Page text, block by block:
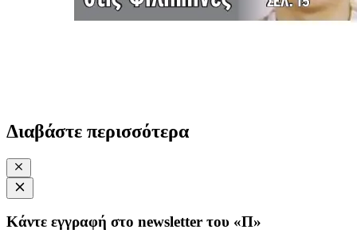
Διαβάστε περισσότερα
Κάντε εγγραφή στο newsletter του «Π»